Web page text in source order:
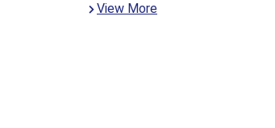
View More